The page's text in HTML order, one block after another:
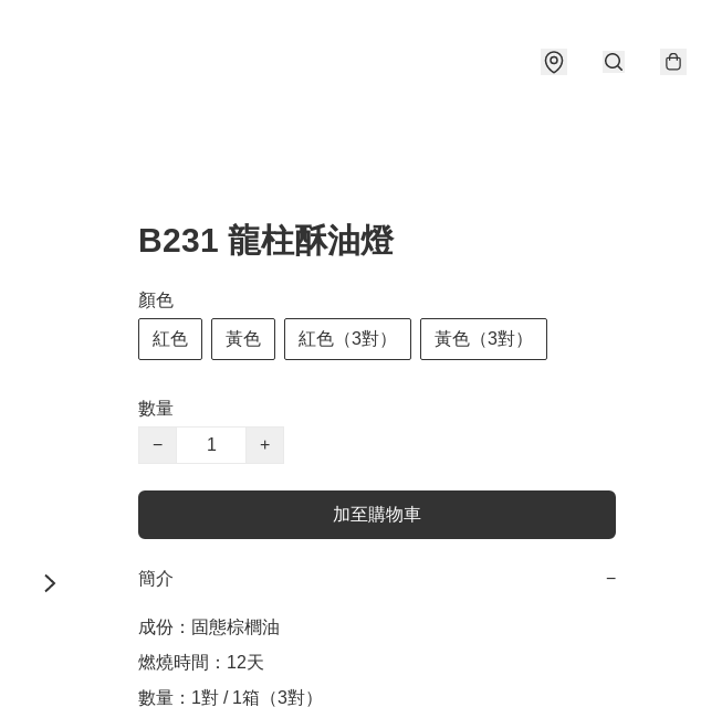
B231 龍柱酥油燈
顏色
紅色 黃色 紅色（3對） 黃色（3對）
數量
−
+
加至購物車
簡介 −
成份：固態棕櫚油
燃燒時間：12天
數量：1對 / 1箱（3對）